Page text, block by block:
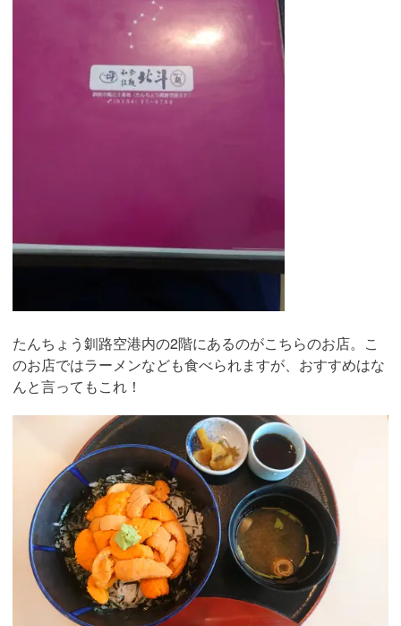
たんちょう釧路空港内の2階にあるのがこちらのお店。こ
のお店ではラーメンなども食べられますが、おすすめはな
んと言ってもこれ！